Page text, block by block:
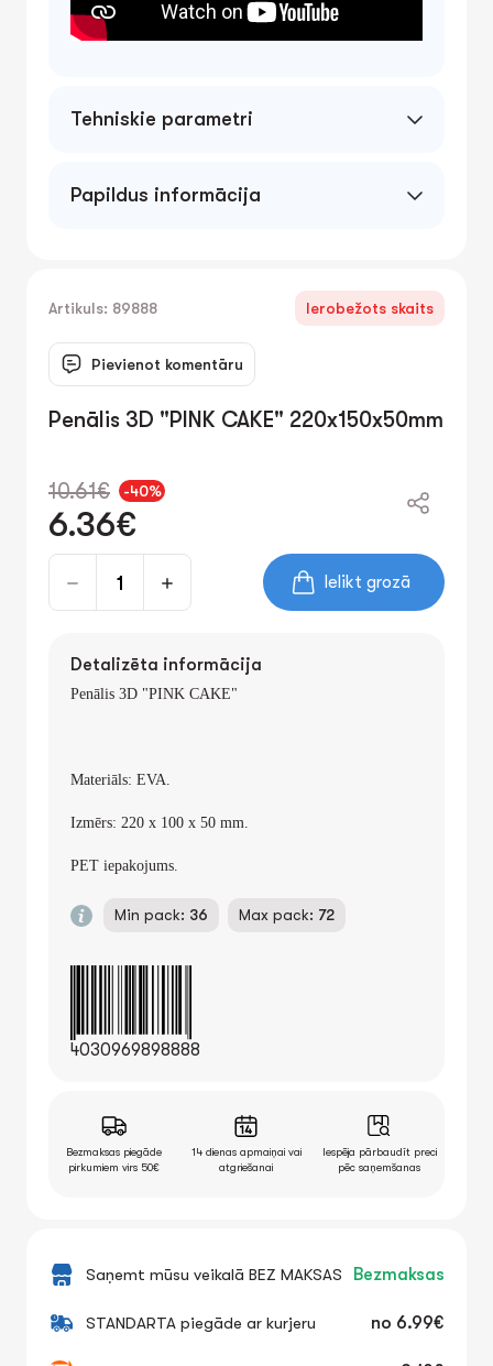
Tehniskie parametri
Papildus informācija
Artikuls: 89888 Ierobežots skaits
Pievienot komentāru
Penālis 3D "PINK CAKE" 220x150x50mm
10.61€ -40%
6.36€
Ielikt grozā
Detalizēta informācija
Penālis 3D "PINK CAKE"
Materiāls: EVA.
Izmērs: 220 x 100 x 50 mm.
PET iepakojums.
Min pack: 36 Max pack: 72
4030969898888
Bezmaksas piegāde
pirkumiem virs 50€
14 dienas apmaiņai vai
atgriešanai
Iespēja pārbaudīt preci
pēc saņemšanas
Saņemt mūsu veikalā BEZ MAKSAS Bezmaksas
STANDARTA piegāde ar kurjeru no 6.99€